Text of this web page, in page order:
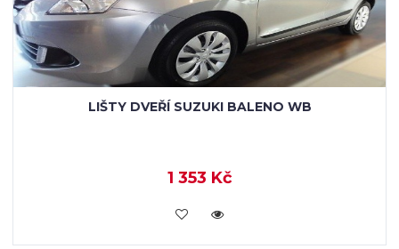
LIŠTY DVEŘÍ SUZUKI BALENO WB
1 353 Kč
KOUPIT